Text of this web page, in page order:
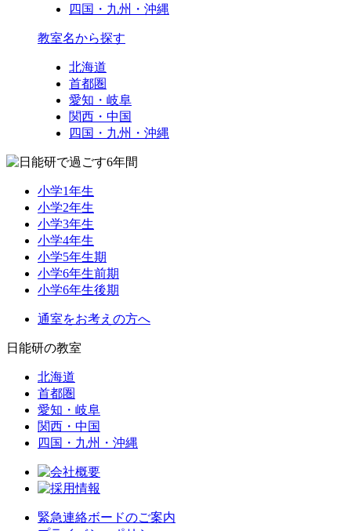
四国・九州・沖縄
教室名から探す
北海道
首都圏
愛知・岐阜
関西・中国
四国・九州・沖縄
小学1年生
小学2年生
小学3年生
小学4年生
小学5年生期
小学6年生前期
小学6年生後期
通室をお考えの方へ
日能研の教室
北海道
首都圏
愛知・岐阜
関西・中国
四国・九州・沖縄
緊急連絡ボードのご案内